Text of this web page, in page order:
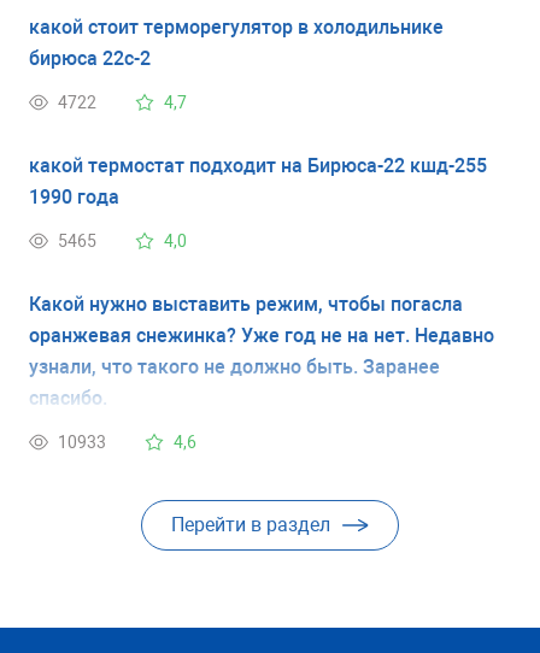
какой стоит терморегулятор в холодильнике
бирюса 22с-2
4722 4,7
какой термостат подходит на Бирюса-22 кшд-255
1990 года
5465 4,0
Какой нужно выставить режим, чтобы погасла
оранжевая снежинка? Уже год не на нет. Недавно
узнали, что такого не должно быть. Заранее
спасибо.
10933 4,6
Перейти в раздел